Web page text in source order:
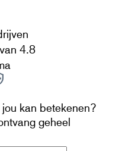
4.8
kan betekenen?
geheel